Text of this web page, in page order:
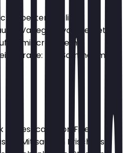
in bester Qualität.
Variegato von Demeter-
Eis mit cremigem
Frage: Der Sommer muss
Cheesecake von Five
Eis. Mit saurem Frischkäse